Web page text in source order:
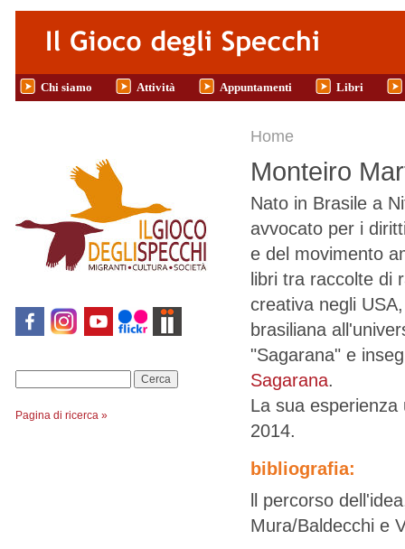
Salta al contenuto principale
Chi siamo Attività Appuntamenti Libri
Pagina di ricerca »
Tu sei qui
Home
Monteiro
Nato in Brasile a
avvocato per i
e del movimento
libri tra raccolte di
creativa negli
brasiliana
"Sagarana" e
Sagarana.
La sua
2014.
bibliografia:
ll percorso
Mura/Baldecchi e